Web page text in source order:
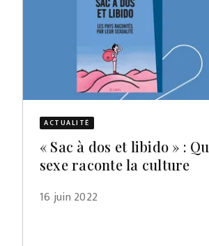
ACTUALITÉ
« Sac à dos et libido » :
sexe raconte la culture
16 juin 2022